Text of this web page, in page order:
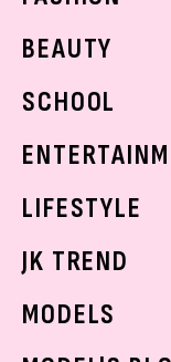
着回し
BEAUTY
ベストコスメ
ボディケア
SCHOOL
学校ヘアメイク
K-POP
LIFESTYLE
モデルの購入品
JK TREND
MODELS